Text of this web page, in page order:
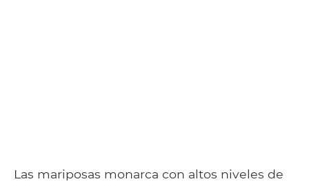
Las mariposas monarca con altos niveles de